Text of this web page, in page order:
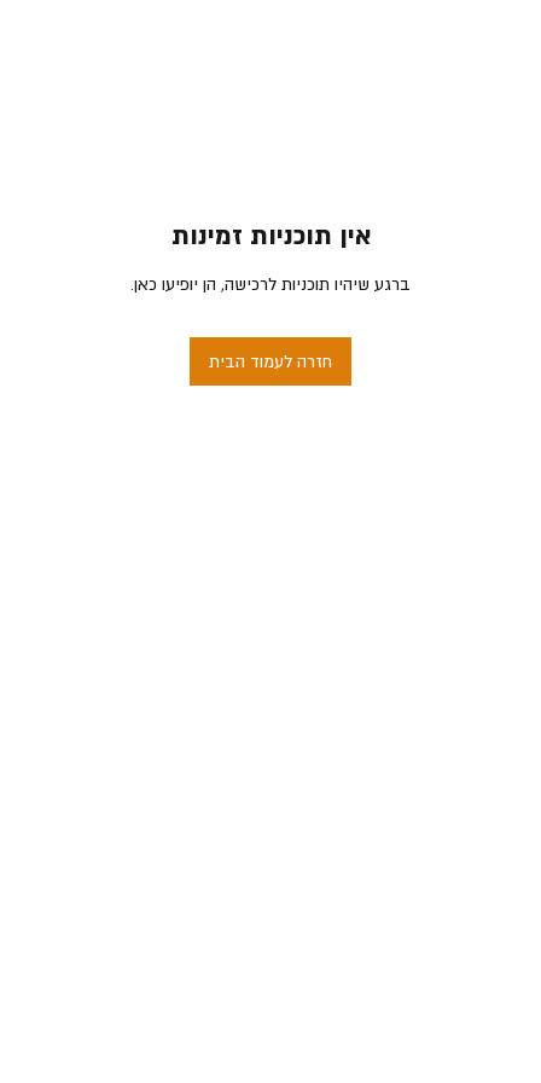
אין תוכניות זמינות
ברגע שיהיו תוכניות לרכישה, הן יופיעו כאן.
חזרה לעמוד הבית